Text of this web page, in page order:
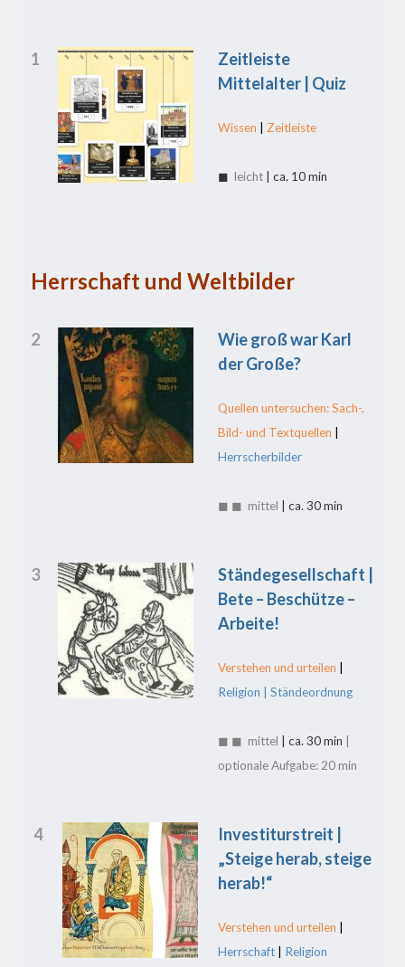
1
Zeitleiste
Mittelalter | Quiz
Wissen Zeitleiste
◼ leicht | ca. 10 min
Herrschaft und Weltbilder
2
Wie groß war Karl
der Große?
Quellen untersuchen: Sach-,
Bild- und Textquellen
Herrscherbilder
◼ ◼ mittel | ca. 30 min
3
Ständegesellschaft |
Bete – Beschütze –
Arbeite!
Verstehen und urteilen
Religion | Ständeordnung
◼ ◼ mittel | ca. 30 min
optionale Aufgabe: 20 min
4
Investiturstreit |
„Steige herab, steige
herab!“
Verstehen und urteilen
Herrschaft
Religion